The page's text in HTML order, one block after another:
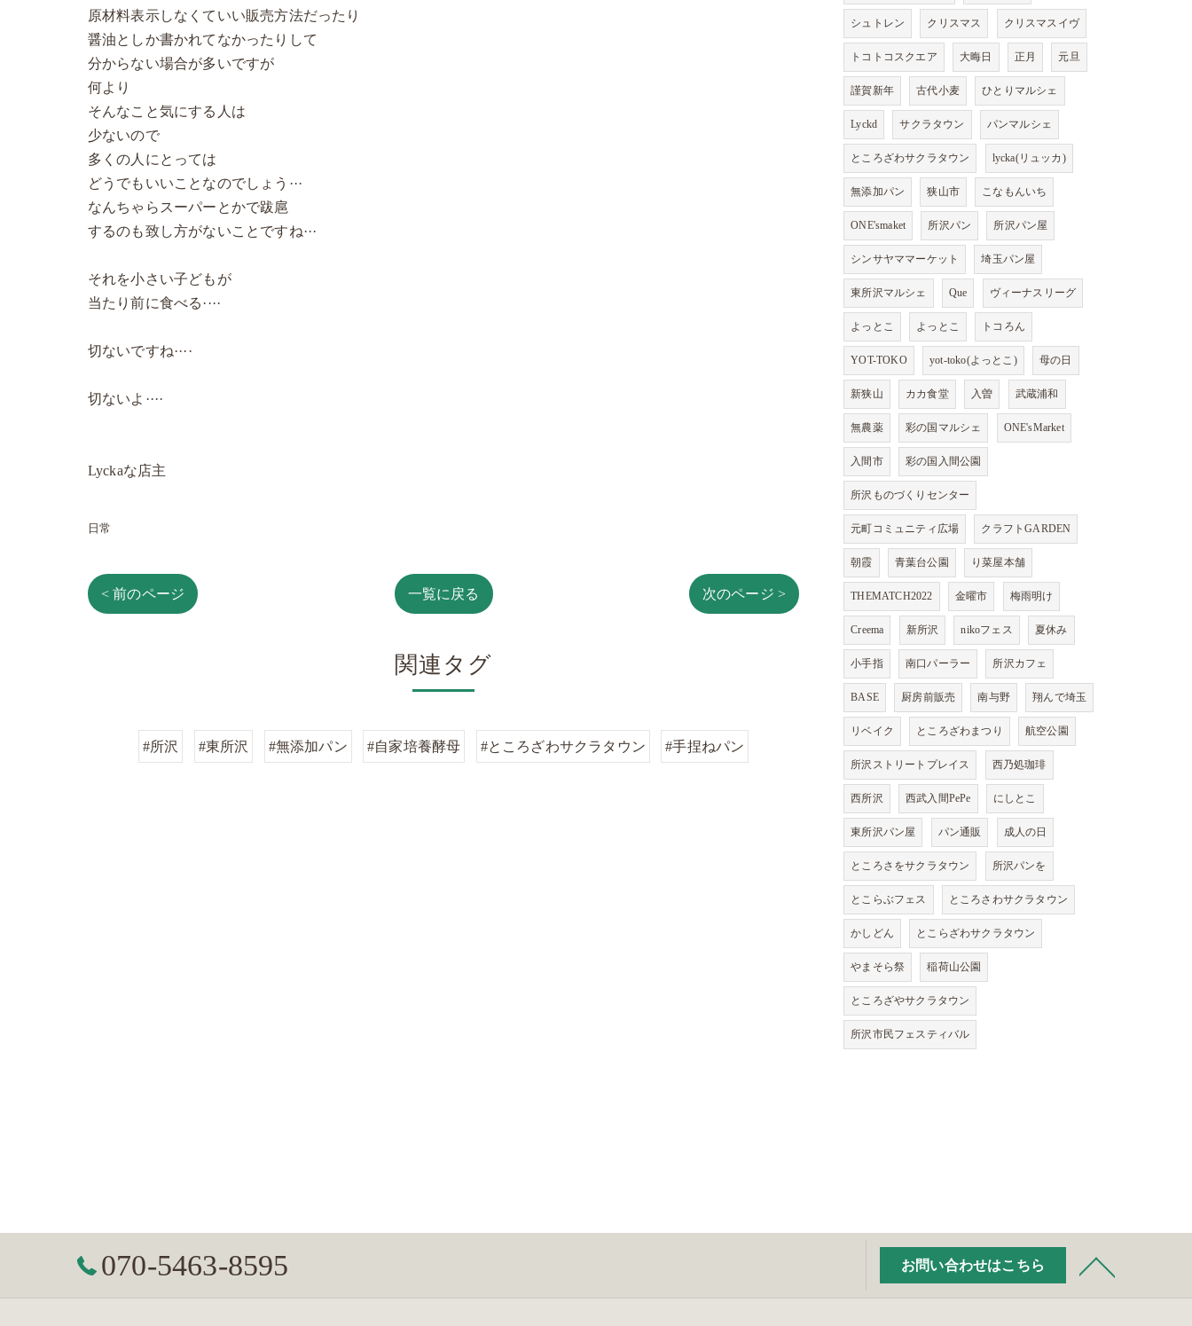
原材料表示しなくていい販売方法だったり
醤油としか書かれてなかったりして
分からない場合が多いですが
何より
そんなこと気にする人は
少ないので
多くの人にとっては
どうでもいいことなのでしょう···
なんちゃらスーパーとかで跋扈
するのも致し方がないことですね···
それを小さい子どもが
当たり前に食べる····
切ないですね····
切ないよ····
Lyckaな店主
日常
< 前のページ 一覧に戻る 次のページ >
関連タグ
#所沢 #東所沢 #無添加パン #自家培養酵母 #ところざわサクラタウン #手捏ねパン
シュトレン クリスマス クリスマスイヴ
トコトコスクエア 大晦日 正月 元旦
謹賀新年 古代小麦 ひとりマルシェ
Lyckd サクラタウン パンマルシェ
ところざわサクラタウン lycka(リュッカ)
無添加パン 狭山市 こなもんいち
ONE'smaket 所沢パン 所沢パン屋
シンサヤママーケット 埼玉パン屋
東所沢マルシェ Que ヴィーナスリーグ
よっとこ よっとこ トコろん
YOT-TOKO yot-toko(よっとこ) 母の日
新狭山 カカ食堂 入曽 武蔵浦和
無農薬 彩の国マルシェ ONE'sMarket
入間市 彩の国入間公園
所沢ものづくりセンター
元町コミュニティ広場 クラフトGARDEN
朝霞 青葉台公園 り菜屋本舗
THEMATCH2022 金曜市 梅雨明け
Creema 新所沢 nikoフェス 夏休み
小手指 南口パーラー 所沢カフェ
BASE 厨房前販売 南与野 翔んで埼玉
リベイク ところざわまつり 航空公園
所沢ストリートプレイス 西乃処珈琲
西所沢 西武入間PePe にしとこ
東所沢パン屋 パン通販 成人の日
ところさをサクラタウン 所沢パンを
とこらぶフェス ところさわサクラタウン
かしどん とこらざわサクラタウン
やまそら祭 稲荷山公園
ところざやサクラタウン
所沢市民フェスティバル
070-5463-8595 お問い合わせはこちら